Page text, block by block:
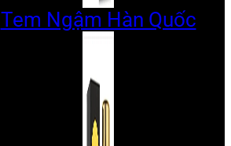
Tem Ngậm Hàn Quốc